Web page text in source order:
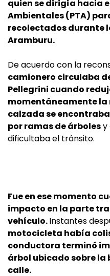
quien se dirigía hacia
Ambientales (PTA)
recolectados durante
Aramburu.
De acuerdo con la
camionero circulaba
Pellegrini cuando
momentáneamente la
calzada se
por ramas de árbolesy
dificultaba el tránsito.
Fue en ese momento
impacto en la parte
vehículo.Instantes
motocicleta había
conductora terminó
árbol ubicado sobre la
calle.